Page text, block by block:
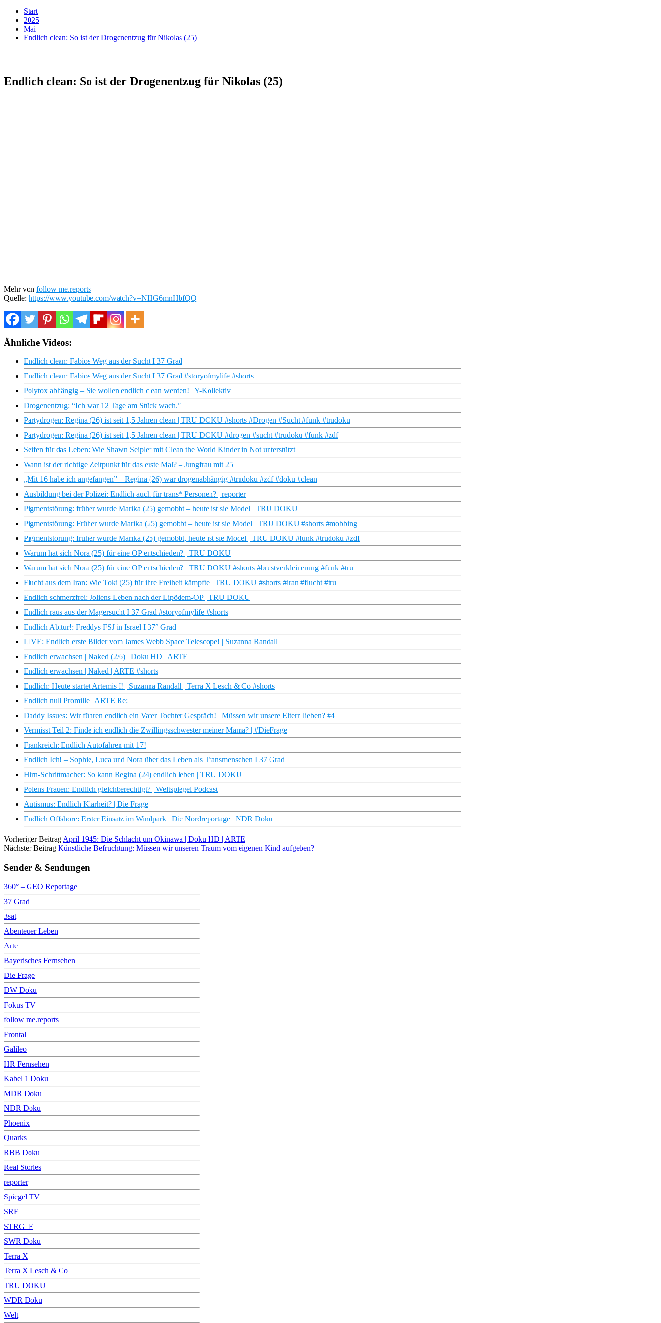
Start
2025
Mai
Endlich clean: So ist der Drogenentzug für Nikolas (25)
Endlich clean: So ist der Drogenentzug für Nikolas (25)
Mehr von follow me.reports
Quelle: https://www.youtube.com/watch?v=NHG6mnHbfQQ
Ähnliche Videos:
Endlich clean: Fabios Weg aus der Sucht I 37 Grad
Endlich clean: Fabios Weg aus der Sucht I 37 Grad #storyofmylife #shorts
Polytox abhängig – Sie wollen endlich clean werden! | Y-Kollektiv
Drogenentzug: “Ich war 12 Tage am Stück wach.”
Partydrogen: Regina (26) ist seit 1,5 Jahren clean | TRU DOKU #shorts #Drogen #Sucht #funk #trudoku
Partydrogen: Regina (26) ist seit 1,5 Jahren clean | TRU DOKU #drogen #sucht #trudoku #funk #zdf
Seifen für das Leben: Wie Shawn Seipler mit Clean the World Kinder in Not unterstützt
Wann ist der richtige Zeitpunkt für das erste Mal? – Jungfrau mit 25
„Mit 16 habe ich angefangen” – Regina (26) war drogenabhängig #trudoku #zdf #doku #clean
Ausbildung bei der Polizei: Endlich auch für trans* Personen? | reporter
Pigmentstörung: früher wurde Marika (25) gemobbt – heute ist sie Model | TRU DOKU
Pigmentstörung: Früher wurde Marika (25) gemobbt – heute ist sie Model | TRU DOKU #shorts #mobbing
Pigmentstörung: früher wurde Marika (25) gemobbt, heute ist sie Model | TRU DOKU #funk #trudoku #zdf
Warum hat sich Nora (25) für eine OP entschieden? | TRU DOKU
Warum hat sich Nora (25) für eine OP entschieden? | TRU DOKU #shorts #brustverkleinerung #funk #tru
Flucht aus dem Iran: Wie Toki (25) für ihre Freiheit kämpfte | TRU DOKU #shorts #iran #flucht #tru
Endlich schmerzfrei: Joliens Leben nach der Lipödem-OP | TRU DOKU
Endlich raus aus der Magersucht I 37 Grad #storyofmylife #shorts
Endlich Abitur!: Freddys FSJ in Israel I 37° Grad
LIVE: Endlich erste Bilder vom James Webb Space Telescope! | Suzanna Randall
Endlich erwachsen | Naked (2/6) | Doku HD | ARTE
Endlich erwachsen | Naked | ARTE #shorts
Endlich: Heute startet Artemis I! | Suzanna Randall | Terra X Lesch & Co #shorts
Endlich null Promille | ARTE Re:
Daddy Issues: Wir führen endlich ein Vater Tochter Gespräch! | Müssen wir unsere Eltern lieben? #4
Vermisst Teil 2: Finde ich endlich die Zwillingsschwester meiner Mama? | #DieFrage
Frankreich: Endlich Autofahren mit 17!
Endlich Ich! – Sophie, Luca und Nora über das Leben als Transmenschen I 37 Grad
Hirn-Schrittmacher: So kann Regina (24) endlich leben | TRU DOKU
Polens Frauen: Endlich gleichberechtigt? | Weltspiegel Podcast
Autismus: Endlich Klarheit? | Die Frage
Endlich Offshore: Erster Einsatz im Windpark | Die Nordreportage | NDR Doku
Vorheriger Beitrag April 1945: Die Schlacht um Okinawa | Doku HD | ARTE
Nächster Beitrag Künstliche Befruchtung: Müssen wir unseren Traum vom eigenen Kind aufgeben?
Sender & Sendungen
360° – GEO Reportage
37 Grad
3sat
Abenteuer Leben
Arte
Bayerisches Fernsehen
Die Frage
DW Doku
Fokus TV
follow me.reports
Frontal
Galileo
HR Fernsehen
Kabel 1 Doku
MDR Doku
NDR Doku
Phoenix
Quarks
RBB Doku
Real Stories
reporter
Spiegel TV
SRF
STRG_F
SWR Doku
Terra X
Terra X Lesch & Co
TRU DOKU
WDR Doku
Welt